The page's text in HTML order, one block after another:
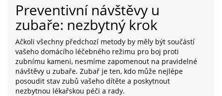
Preventivní návštěvy u
zubaře: nezbytný krok
Ačkoli všechny předchozí metody by měly být součástí
vašeho domácího léčebného režimu pro boj proti
zubnímu kameni, nesmíme zapomenout na pravidelné
návštěvy u zubaře. Zubař je ten, kdo může nejlépe
posoudit stav zubů vašeho dítěte a poskytnout
nezbytnou lékařskou péči a rady.